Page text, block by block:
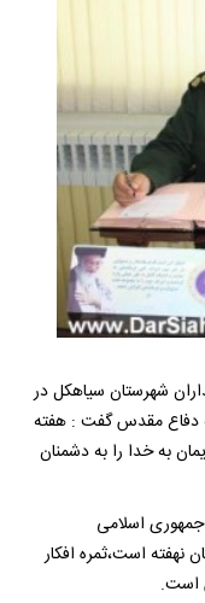
شهرستان سیاهکل در
دفاع مقدس گفت : هفته
به خدا را به دشمنان
اسلامی
است،ثمره افکار
است.